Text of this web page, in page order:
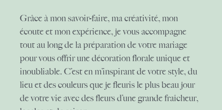
Grâce à mon savoir-faire, ma créativité, mon
écoute et mon expérience, je vous accompagne
tout au long de la préparation de votre mariage
pour vous offrir une décoration florale unique et
inoubliable. C’est en m’inspirant de votre style, du
lieu et des couleurs que je fleuris le plus beau jour
de votre vie avec des fleurs d’une grande fraîcheur,